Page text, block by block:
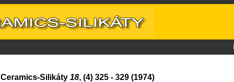
Ceramics-Silikáty 18, (4) 325 - 329 (1974)